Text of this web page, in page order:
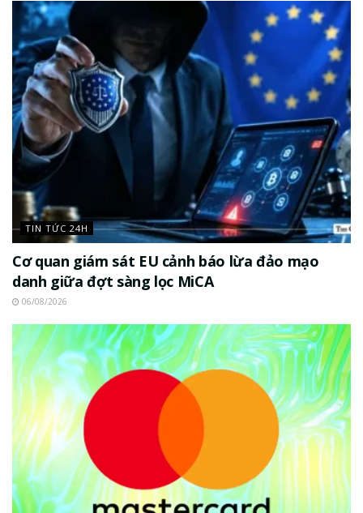
TIN TỨC 24H
Cơ quan giám sát EU cảnh báo lừa đảo mạo
danh giữa đợt sàng lọc MiCA
06/08/2026